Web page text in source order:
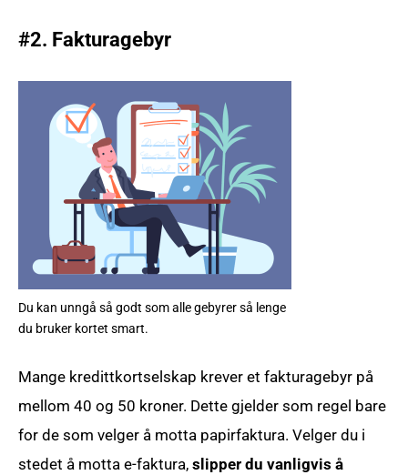
#2. Fakturagebyr
Du kan unngå så godt som alle gebyrer så lenge
du bruker kortet smart.
Mange kredittkortselskap krever et fakturagebyr på
mellom 40 og 50 kroner. Dette gjelder som regel bare
for de som velger å motta papirfaktura. Velger du i
stedet å motta e-faktura,slipper du vanligvis å